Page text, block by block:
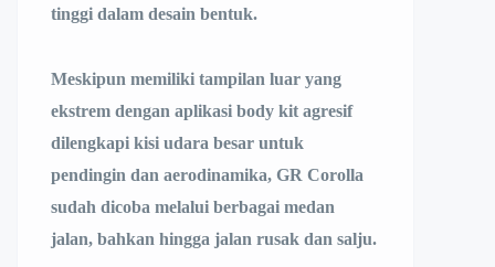
tinggi dalam desain bentuk.
Meskipun memiliki tampilan luar yang
ekstrem dengan aplikasi body kit agresif
dilengkapi kisi udara besar untuk
pendingin dan aerodinamika, GR Corolla
sudah dicoba melalui berbagai medan
jalan, bahkan hingga jalan rusak dan salju.